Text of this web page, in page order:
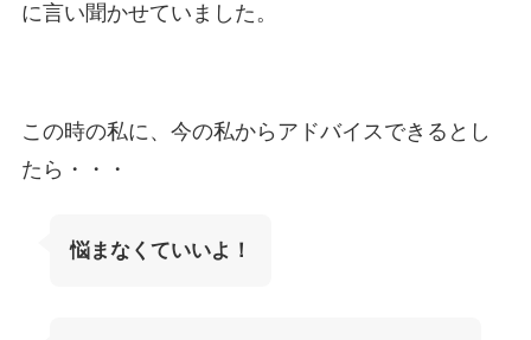
に言い聞かせていました。
この時の私に、今の私からアドバイスできるとし
たら・・・
悩まなくていいよ！